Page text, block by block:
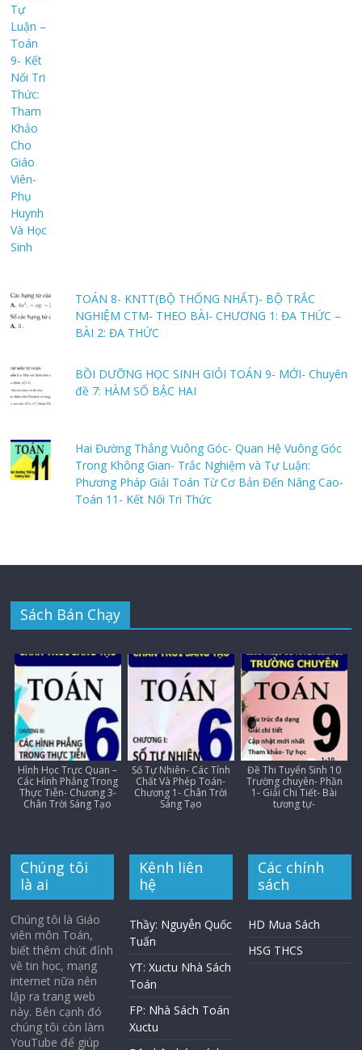
TOÁN 8- KNTT(BỘ THỐNG NHẤT)- BỘ TRẮC
NGHIỆM CTM- THEO BÀI- CHƯƠNG 1: ĐA THỨC –
BÀI 2: ĐA THỨC
BỒI DƯỠNG HỌC SINH GIỎI TOÁN 9- MỚI- Chuyên
đề 7: HÀM SỐ BẬC HAI
Hai Đường Thẳng Vuông Góc- Quan Hệ Vuông Góc
Trong Không Gian- Trắc Nghiệm và Tự Luận:
Phương Pháp Giải Toán Từ Cơ Bản Đến Nâng Cao-
Toán 11- Kết Nối Tri Thức
Sách Bán Chạy
Hình Học Trực Quan –
Các Hình Phẳng Trong
Thực Tiễn- Chương 3-
Chân Trời Sáng Tạo
Số Tự Nhiên- Các Tính
Chất Và Phép Toán-
Chương 1- Chân Trời
Sáng Tạo
Đề Thi Tuyển Sinh 10
Trường chuyên- Phần
1- Giải Chi Tiết- Bài
tương tự-
Chúng tôi
là ai
Chúng tôi là Giáo
viên môn Toán,
biết thêm chút đỉnh
về tin học, mạng
internet nữa nên
lập ra trang web
này. Bên cạnh đó
chúng tôi còn làm
YouTube để giúp
Kênh liên
hệ
Thầy: Nguyễn Quốc
Tuấn
YT: Xuctu Nhà Sách
Toán
FP: Nhà Sách Toán
Xuctu
Các chính
sách
HD Mua Sách
HSG THCS